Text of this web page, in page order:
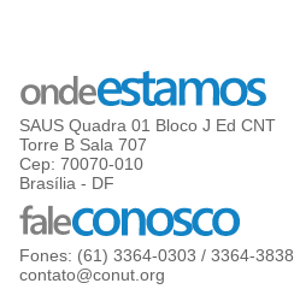
SAUS Quadra 01 Bloco J Ed CNT
Torre B Sala 707
Cep: 70070-010
Brasília - DF
Fones: (61) 3364-0303 / 3364-3838
contato@conut.org